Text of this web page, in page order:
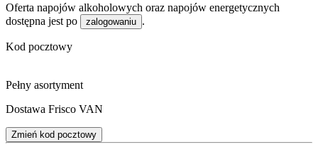
Oferta napojów alkoholowych oraz napojów energetycznych
dostępna jest po
zalogowaniu .
Kod pocztowy
Pełny asortyment
Dostawa Frisco VAN
Zmień kod pocztowy